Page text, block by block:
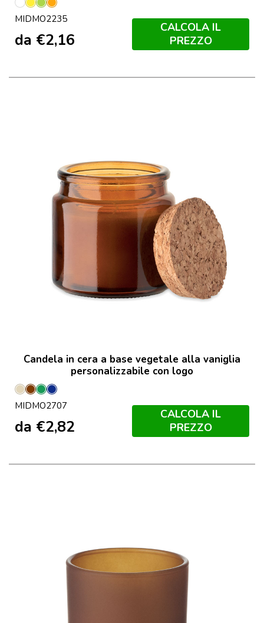
Bianco
Giallo
LimeArancio
MIDMO2235
da €2,16
CALCOLA IL
PREZZO
Candela in cera a base vegetale alla vaniglia
personalizzabile con logo
Beige
Marrone
VerdeFrancese
Navy
MIDMO2707
da €2,82
CALCOLA IL
PREZZO